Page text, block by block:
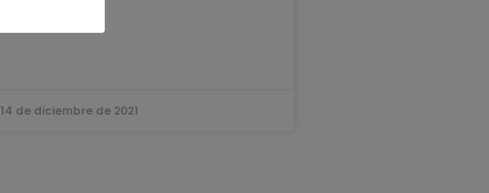
14 de diciembre de 2021